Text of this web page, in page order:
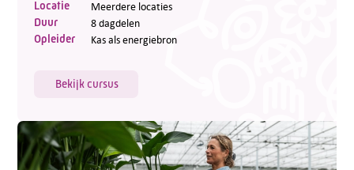
Locatie Meerdere locaties
Duur 8 dagdelen
Opleider Kas als energiebron
Bekijk cursus